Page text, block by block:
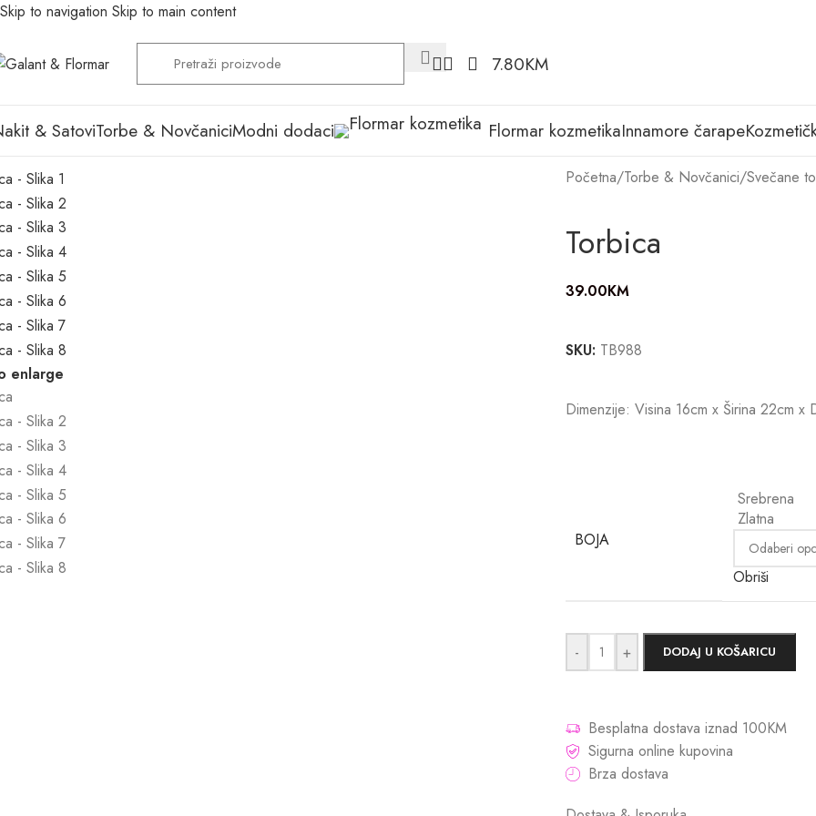
Skip to navigation Skip to main content
7.80KM
& SatoviTorbe & NovčaniciModni dodaci Flormar kozmetikaInnamore čarape
enlarge
Početna/Torbe & Novčanici/Svečane
Torbica
39.00KM
SKU: TB988
Dimenzije: Visina 16cm x Širina 22cm x
BOJA
Srebrena
Zlatna
Obriši
- + DODAJ U KOŠARICU
Besplatna dostava iznad 100KM
Sigurna online kupovina
Brza dostava